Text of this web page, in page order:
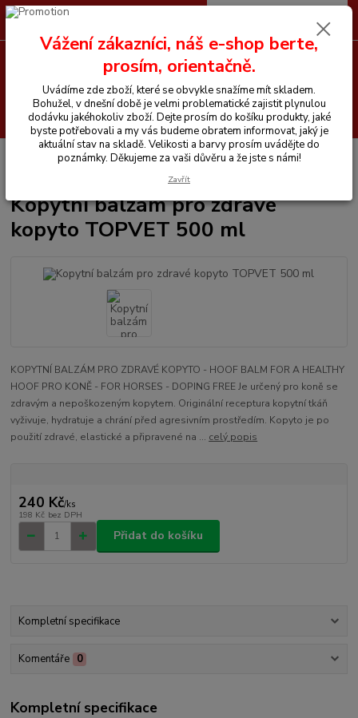
Hledat
+420 605 255 500 0 Kč
Chemické prostředky Topvet
Kopytní balzám pro zdravé kopyto
Kopytní balzám pro zdravé
kopyto TOPVET 500 ml
KOPYTNÍ BALZÁM PRO ZDRAVÉ KOPYTO - HOOF BALM FOR A HEALTHY
HOOF PRO KONĚ - FOR HORSES - DOPING FREE Je určený pro koně se
zdravým a nepoškozeným kopytem. Originální receptura kopytní tkáň
vyživuje, hydratuje a chrání před agresivním prostředím. Kopyto je po
použití zdravé, elastické a připravené na ... celý popis
240 Kč/ks
198 Kč bez DPH
Přidat do košíku
Kompletní specifikace
Komentáře 0
Kompletní specifikace
Vážení zákazníci, náš e-shop berte,
prosím, orientačně.
Uvádíme zde zboží, které se obvykle snažíme mít skladem.
Bohužel, v dnešní době je velmi problematické zajistit plynulou
dodávku jakéhokoliv zboží. Dejte prosím do košíku produkty, jaké
byste potřebovali a my vás budeme obratem informovat, jaký je
aktuální stav na skladě. Velikosti a barvy prosím uvádějte do
poznámky. Děkujeme za vaši důvěru a že jste s námi!
Zavřít